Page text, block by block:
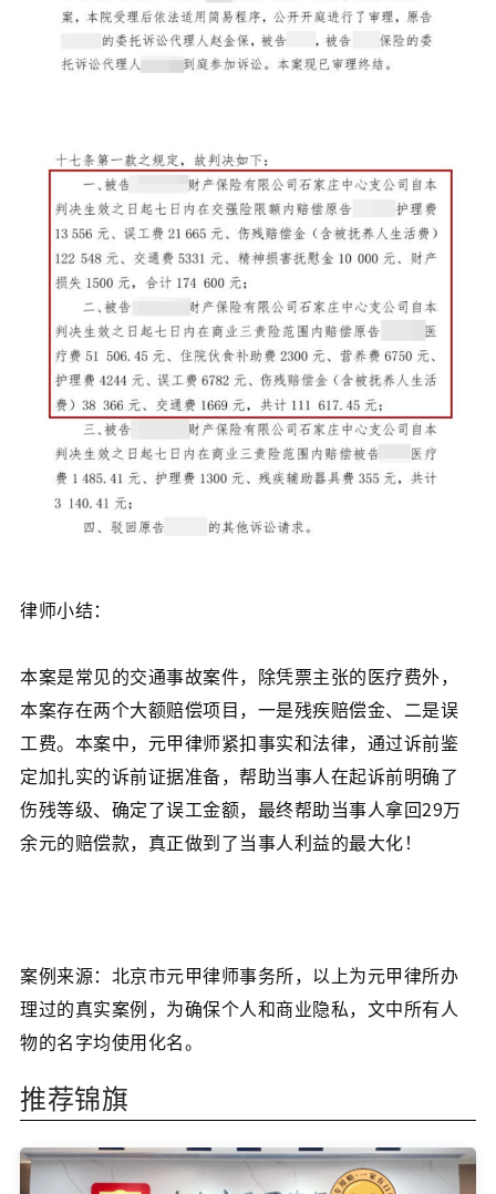
律师小结：
本案是常见的交通事故案件，除凭票主张的医疗费外，
本案存在两个大额赔偿项目，一是残疾赔偿金、二是误
工费。本案中，元甲律师紧扣事实和法律，通过诉前鉴
定加扎实的诉前证据准备，帮助当事人在起诉前明确了
伤残等级、确定了误工金额，最终帮助当事人拿回29万
余元的赔偿款，真正做到了当事人利益的最大化！
案例来源：北京市元甲律师事务所，以上为元甲律所办
理过的真实案例，为确保个人和商业隐私，文中所有人
物的名字均使用化名。
推荐锦旗